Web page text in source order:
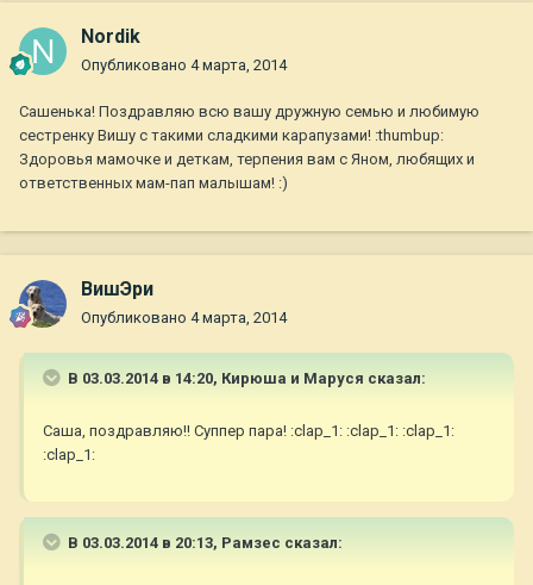
Nordik
Опубликовано 4 марта, 2014
Сашенька! Поздравляю всю вашу дружную семью и любимую
сестренку Вишу с такими сладкими карапузами! :thumbup:
Здоровья мамочке и деткам, терпения вам с Яном, любящих и
ответственных мам-пап малышам! :)
ВишЭри
Опубликовано 4 марта, 2014
В 03.03.2014 в 14:20, Кирюша и Маруся сказал:
Саша, поздравляю!! Суппер пара! :clap_1: :clap_1: :clap_1:
:clap_1:
В 03.03.2014 в 20:13, Рамзес сказал: